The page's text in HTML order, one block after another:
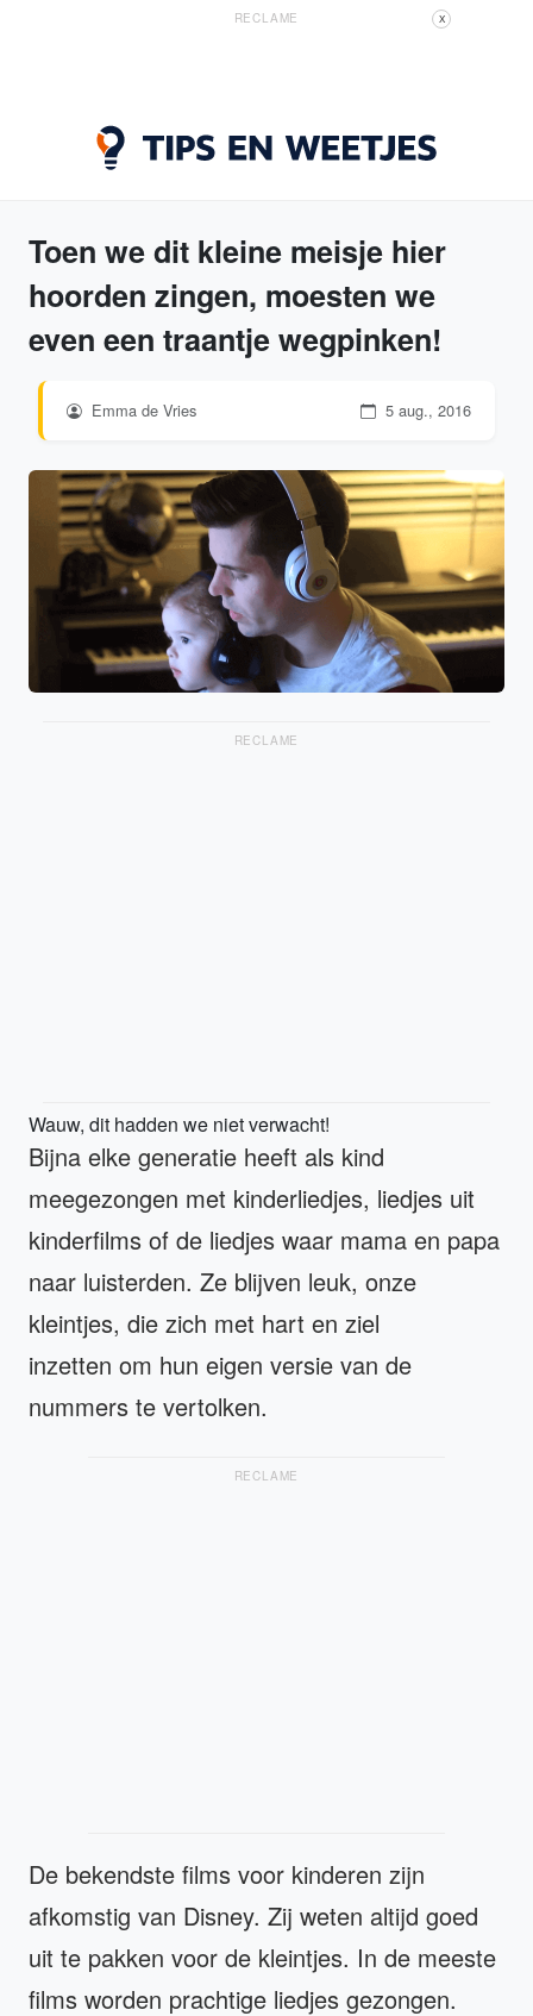
RECLAME X
Toen we dit kleine meisje hier
hoorden zingen, moesten we
even een traantje wegpinken!
Emma de Vries 5 aug., 2016
RECLAME
Wauw, dit hadden we niet verwacht!
Bijna elke generatie heeft als kind
meegezongen met kinderliedjes, liedjes uit
kinderfilms of de liedjes waar mama en papa
naar luisterden. Ze blijven leuk, onze
kleintjes, die zich met hart en ziel
inzetten om hun eigen versie van de
nummers te vertolken.
RECLAME
De bekendste films voor kinderen zijn
afkomstig van Disney. Zij weten altijd goed
uit te pakken voor de kleintjes. In de meeste
films worden prachtige liedjes gezongen.